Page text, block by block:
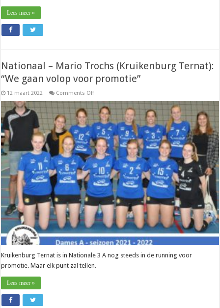
Lees meer »
Nationaal – Mario Trochs (Kruikenburg Ternat):
“We gaan volop voor promotie”
12 maart 2022 Comments Offon
–
Mario
Trochs
(Kruikenburg
Ternat):
“We
gaan
volop
voor
promotie”
Kruikenburg Ternat is in Nationale 3 A nog steeds in de running voor
promotie. Maar elk punt zal tellen.
Lees meer »